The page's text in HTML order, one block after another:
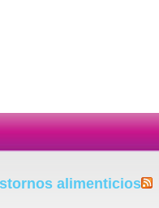
alimenticios